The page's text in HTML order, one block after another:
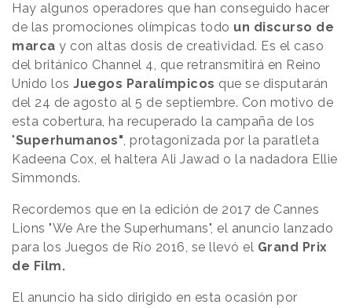
Hay algunos operadores que han conseguido hacer
de las promociones olímpicas todo un discurso de
marca y con altas dosis de creatividad. Es el caso
del británico Channel 4, que retransmitirá en Reino
Unido los Juegos Paralímpicos que se disputarán
del 24 de agosto al 5 de septiembre. Con motivo de
esta cobertura, ha recuperado la campaña de los
"Superhumanos", protagonizada por la paratleta
Kadeena Cox, el haltera Ali Jawad o la nadadora Ellie
Simmonds.
Recordemos que en la edición de 2017 de Cannes
Lions "We Are the Superhumans", el anuncio lanzado
para los Juegos de Río 2016, se llevó el Grand Prix
de Film.
El anuncio ha sido dirigido en esta ocasión por